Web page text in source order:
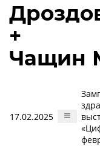
+
Чащин
17.02.2025